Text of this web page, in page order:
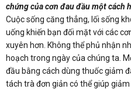
chứng của cơn đau đầu một cách
Cuộc sống căng thẳng, lối sống
uống khiến bạn đối mặt với các
xuyên hơn. Không thể phủ nhận
hoạch trong ngày của chúng ta.
đầu bằng cách dùng thuốc giảm
tách trà đơn giản có thể giúp